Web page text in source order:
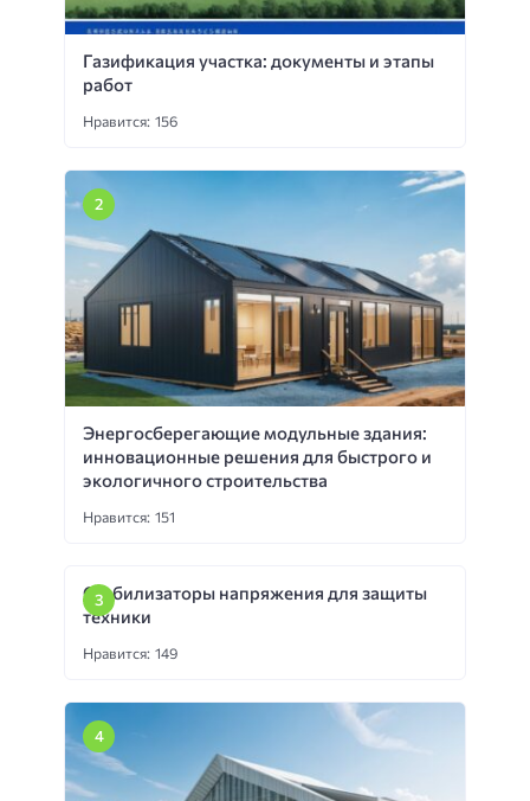
Газификация участка: документы и этапы
работ
Нравится: 156
Энергосберегающие модульные здания:
инновационные решения для быстрого и
экологичного строительства
Нравится: 151
Стабилизаторы напряжения для защиты
техники
Нравится: 149